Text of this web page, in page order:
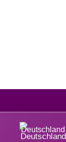
Deutschland